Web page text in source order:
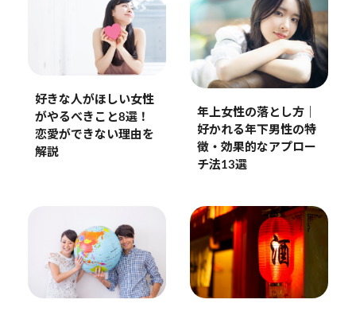
好きな人がほしい女性
がやるべきこと8選！
恋愛ができない理由を
解説
年上女性の落とし方｜
好かれる年下男性の特
徴・効果的なアプロー
チ法13選